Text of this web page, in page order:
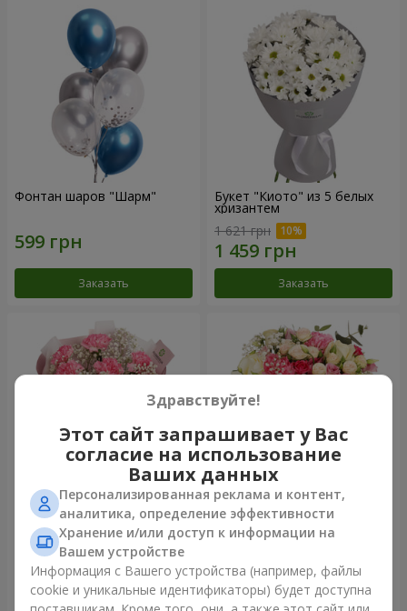
Фонтан шаров "Шарм"
Заказать
Букет "Киото" из 5 белых
хризантем
1 621 грн
Заказать
Букет "Королева
Карибского моря"
1 374 грн
Заказать
Цветы в коробке
"Помпадур"
Заказать
Здравствуйте!
Этот сайт запрашивает у Вас
согласие на использование
Ваших данных
Персонализированная реклама и контент,
аналитика, определение эффективности
Хранение и/или доступ к информации на
Вашем устройстве
Информация с Вашего устройства (например, файлы
cookie и уникальные идентификаторы) будет доступна